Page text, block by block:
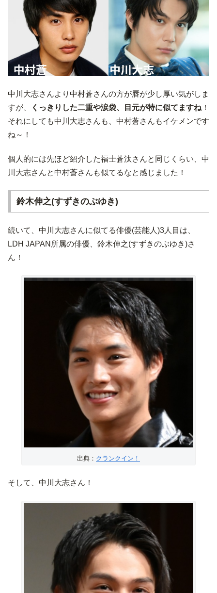
中川大志さんより中村蒼さんの方が唇が少し厚い気がしま
すが、
くっきりした二重や涙袋、目元が特に似てますね ！
それにしても中川大志さんも、中村蒼さんもイケメンです
ね～！
個人的には先ほど紹介した福士蒼汰さんと同じくらい、中
川大志さんと中村蒼さんも似てるなと感じました！
鈴木伸之(すずきのぶゆき)
続いて、中川大志さんに似てる俳優(芸能人)3人目は、
LDH JAPAN所属の俳優、鈴木伸之(すずきのぶゆき)さ
ん！
出典： クランクイン！
そして、中川大志さん！